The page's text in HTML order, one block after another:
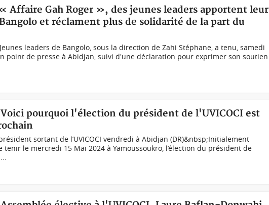
Affaire Gah Roger », des jeunes leaders apportent leur
et réclament plus de solidarité de la part du
leaders de Bangolo, sous la direction de Zahi Stéphane, a tenu, samedi
point de presse à Abidjan, suivi d'une déclaration pour exprimer son soutien
pourquoi l'élection du président de l'UVICOCI est
sortant de l’UVICOCI vendredi à Abidjan (DR)&nbsp;Initialement
tenir le mercredi 15 Mai 2024 à Yamoussoukro, l’élection du président de